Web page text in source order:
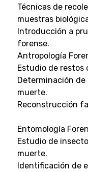
Técnicas de
muestras
Introducción a
forense.
Antropología
Estudio de restos
Determinación
muerte.
Reconstrucción
Entomología
Estudio de
muerte.
Identificación de